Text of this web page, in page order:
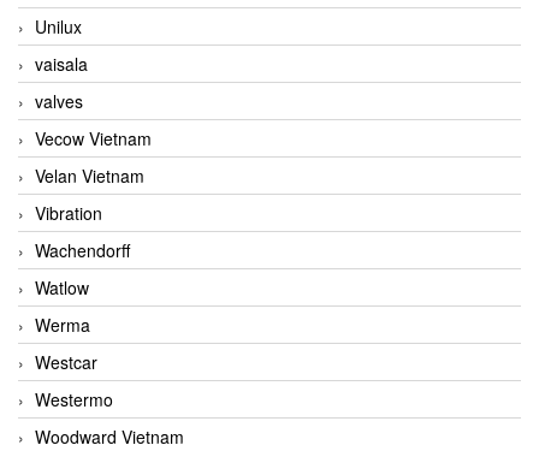
Unilux
vaisala
valves
Vecow Vietnam
Velan Vietnam
Vibration
Wachendorff
Watlow
Werma
Westcar
Westermo
Woodward Vietnam